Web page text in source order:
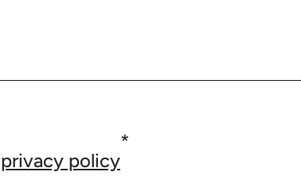
privacy policy